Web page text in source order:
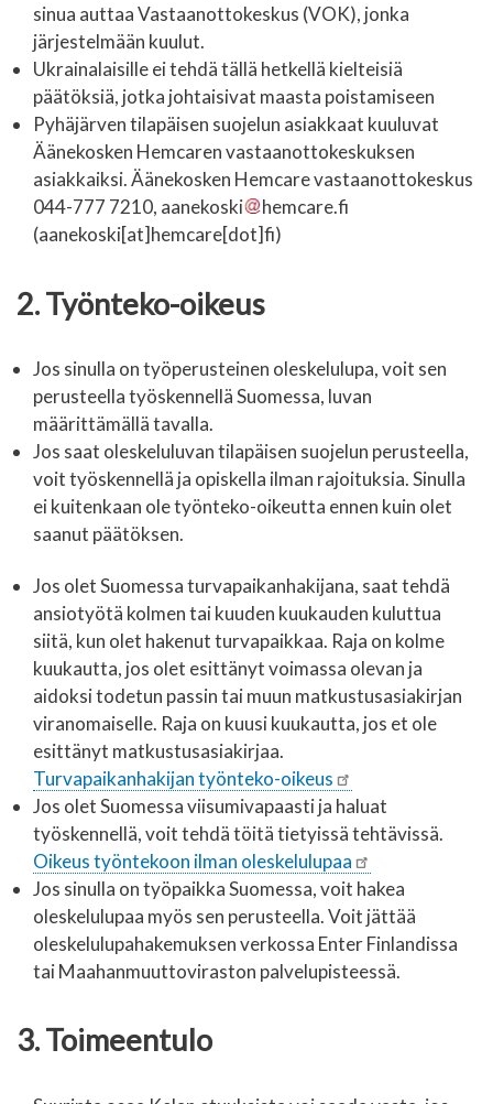
sinua auttaa Vastaanottokeskus (VOK), jonka
järjestelmään kuulut.
Ukrainalaisille ei tehdä tällä hetkellä kielteisiä
päätöksiä, jotka johtaisivat maasta poistamiseen
Pyhäjärven tilapäisen suojelun asiakkaat kuuluvat
Äänekosken Hemcaren vastaanottokeskuksen
asiakkaiksi. Äänekosken Hemcare vastaanottokeskus
044-777 7210, aanekoski
hemcare.fi
(aanekoski[at]hemcare[dot]fi)
2. Työnteko-oikeus
Jos sinulla on työperusteinen oleskelulupa, voit sen
perusteella työskennellä Suomessa, luvan
määrittämällä tavalla.
Jos saat oleskeluluvan tilapäisen suojelun perusteella,
voit työskennellä ja opiskella ilman rajoituksia. Sinulla
ei kuitenkaan ole työnteko-oikeutta ennen kuin olet
saanut päätöksen.
Jos olet Suomessa turvapaikanhakijana, saat tehdä
ansiotyötä kolmen tai kuuden kuukauden kuluttua
siitä, kun olet hakenut turvapaikkaa. Raja on kolme
kuukautta, jos olet esittänyt voimassa olevan ja
aidoksi todetun passin tai muun matkustusasiakirjan
viranomaiselle. Raja on kuusi kuukautta, jos et ole
esittänyt matkustusasiakirjaa.
Turvapaikanhakijan työnteko-oikeus
Jos olet Suomessa viisumivapaasti ja haluat
työskennellä, voit tehdä töitä tietyissä tehtävissä.
Oikeus työntekoon ilman oleskelulupaa
Jos sinulla on työpaikka Suomessa, voit hakea
oleskelulupaa myös sen perusteella. Voit jättää
oleskelulupahakemuksen verkossa Enter Finlandissa
tai Maahanmuuttoviraston palvelupisteessä.
3. Toimeentulo